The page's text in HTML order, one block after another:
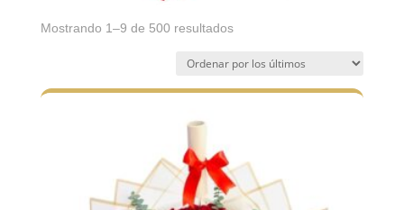
Mostrando 1–9 de 500 resultadosOrdenado
los
últimos